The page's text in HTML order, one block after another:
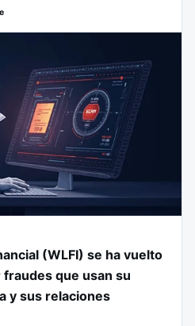
(WLFI) se ha vuelto
que usan su
y sus relaciones